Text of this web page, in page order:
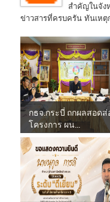
สำคัญในจัง
ข่าวสารที่ครบครัน ทันเห
กธจ.กระบี่ ถกผลสอดส่
โครงการ ผน...